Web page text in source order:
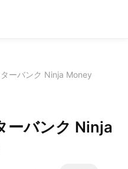
ーバンク Ninja Money
ーバンク Ninja